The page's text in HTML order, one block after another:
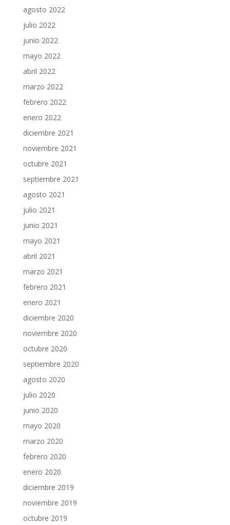
agosto 2022
julio 2022
junio 2022
mayo 2022
abril 2022
marzo 2022
febrero 2022
enero 2022
diciembre 2021
noviembre 2021
octubre 2021
septiembre 2021
agosto 2021
julio 2021
junio 2021
mayo 2021
abril 2021
marzo 2021
febrero 2021
enero 2021
diciembre 2020
noviembre 2020
octubre 2020
septiembre 2020
agosto 2020
julio 2020
junio 2020
mayo 2020
marzo 2020
febrero 2020
enero 2020
diciembre 2019
noviembre 2019
octubre 2019